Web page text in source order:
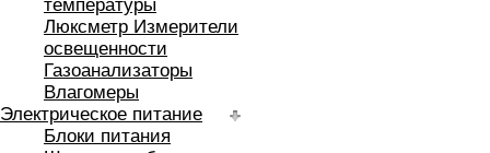
температуры
Люксметр Измерители
освещенности
Газоанализаторы
Влагомеры
Электрическое питание
Блоки питания